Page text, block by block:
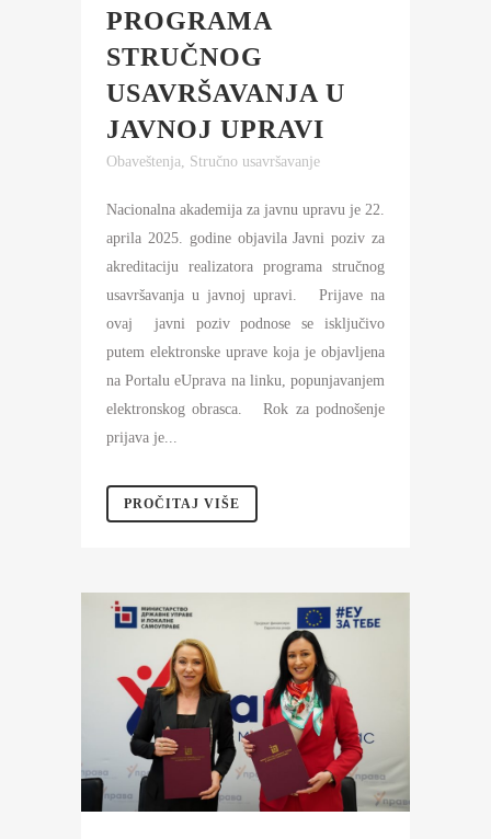
PROGRAMA
STRUČNOG
USAVRŠAVANJA U
JAVNOJ UPRAVI
Obaveštenja, Stručno usavršavanje
Nacionalna akademija za javnu upravu je 22.
aprila 2025. godine objavila Javni poziv za
akreditaciju realizatora programa stručnog
usavršavanja u javnoj upravi. Prijave na
ovaj javni poziv podnose se isključivo
putem elektronske uprave koja je objavljena
na Portalu eUprava na linku, popunjavanjem
elektronskog obrasca. Rok za podnošenje
prijava je...
PROČITAJ VIŠE